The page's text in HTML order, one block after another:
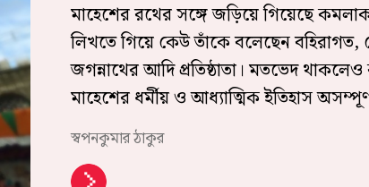
মাহেশের রথের সঙ্গে জড়িয়ে গিয়েছে
লিখতে গিয়ে কেউ তাঁকে বলেছেন বহিরাগত,
জগন্নাথের আদি প্রতিষ্ঠাতা। মতভেদ
মাহেশের ধর্মীয় ও আধ্যাত্মিক ইতিহাস
স্বপনকুমার ঠাকুর